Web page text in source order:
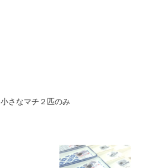
小さなマチ２匹のみ